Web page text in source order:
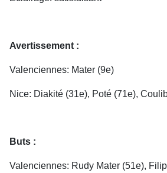
Avertissement :
Valenciennes: Mater (9e)
Nice: Diakité (31e), Poté (71e),
Buts :
Valenciennes: Rudy Mater (51e),